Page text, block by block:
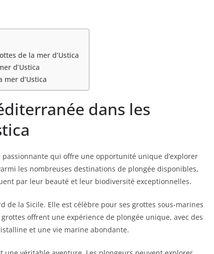
de la mer d’Ustica
d’Ustica
d’Ustica
dans les
qui offre une opportunité unique d’explorer
les nombreuses destinations de plongée disponibles,
par leur beauté et leur biodiversité exceptionnelles.
de la Sicile. Elle est célèbre pour ses grottes sous-marines
offrent une expérience de plongée unique, avec des
et une vie marine abondante.